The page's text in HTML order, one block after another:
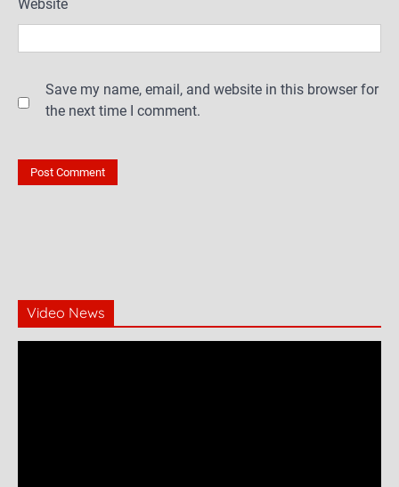
Website
Save my name, email, and website in this browser for
the next time I comment.
Video News